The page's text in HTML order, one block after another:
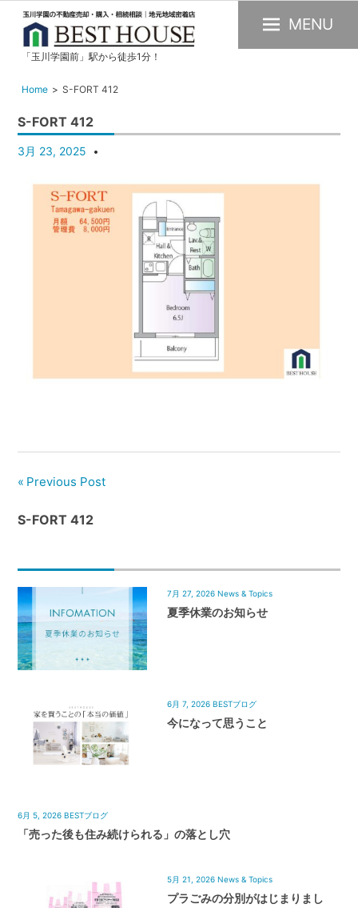
玉
川
園
の
域
密
BEST
「玉川学園前」駅から徒歩1分！
MENU
Home S-FORT 412
S-FORT 412
3月 23, 2025
Previous Post
S-FORT 412
7月 27, 2026 News & Topics
夏季休業のお知らせ
6月 7, 2026 BESTブログ
今になって思うこと
6月 5, 2026 BESTブログ
「売った後も住み続けられる」の落とし穴
5月 21, 2026 News & Topics
プラごみの分別がはじまりまし